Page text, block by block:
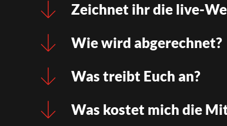
Zeichnet ihr die live-
Wie wird abgerechnet?
Was treibt Euch an?
Was kostet mich die